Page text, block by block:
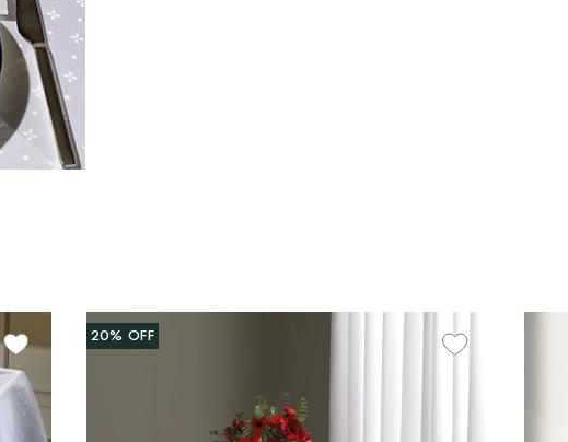
20% OFF